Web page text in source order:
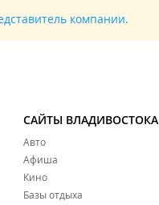
компании.
САЙТЫ ВЛАДИВОСТОКА
Авто
Афиша
Кино
Базы отдыха